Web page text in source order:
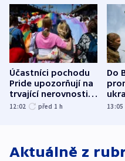
Účastníci pochodu
Pride upozorňují na
trvající nerovnosti i
společenskou
12:02 před 1 h
Do
13:05
Aktuálně z